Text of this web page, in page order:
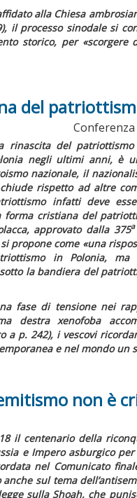
alla Chiesa
il processo sinodale si
storico, per «scorgere
del
rinascita del
negli ultimi anni, è
nazionale, il
rispetto ad altre
infatti deve
forma cristiana del
approvato dalla 375a
propone come «una
in Polonia,
la bandiera del
fase di tensione nei
destra xenofoba
a p. 242), i vescovi
e nel mondo
non è
il centenario della
e Impero asburgico
nel Comunicato
anche sul tema
sulla Shoah, che